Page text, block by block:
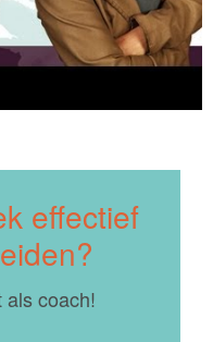
effectief
als coach!